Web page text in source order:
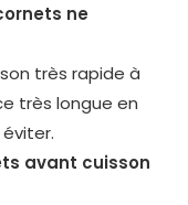
ne
très rapide à
très longue en
avant cuisson